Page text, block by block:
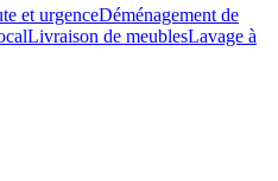
et urgenceDéménagement de
Livraison de meublesLavage à